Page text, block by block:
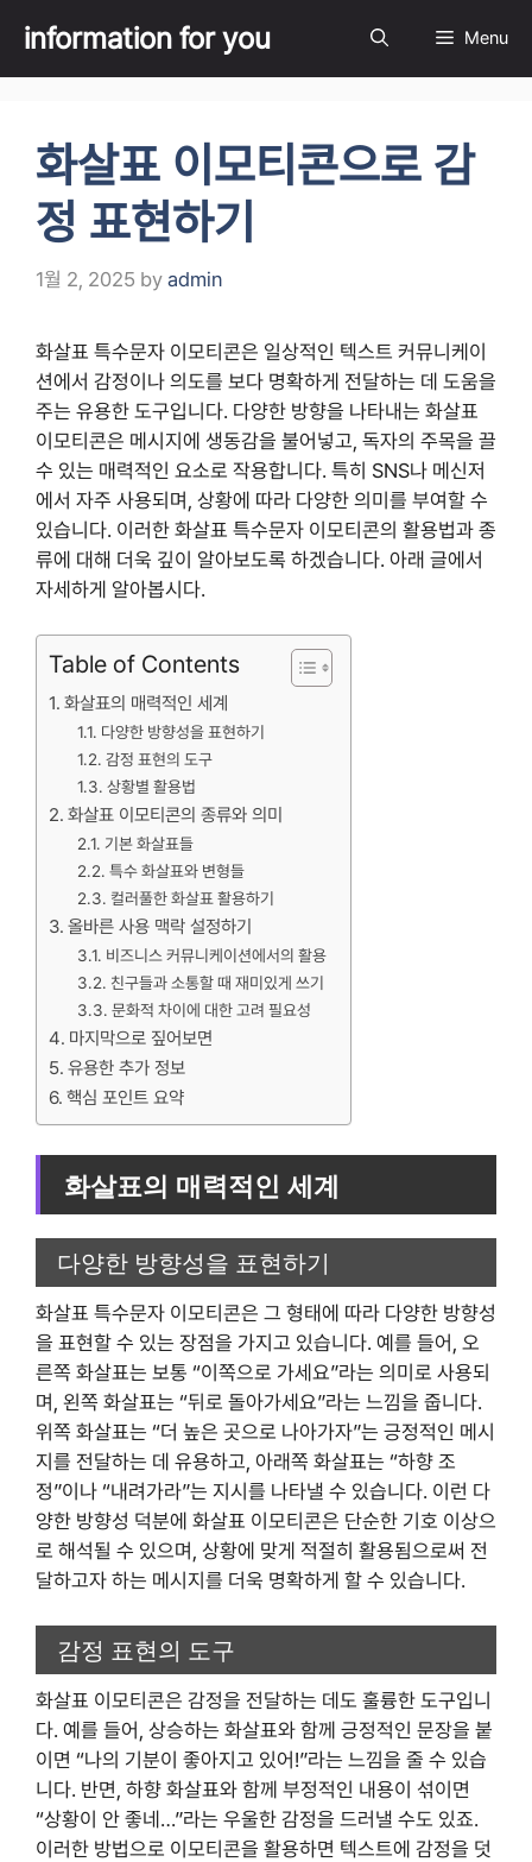
content
information for you Menu
화살표 이모티콘으로 감
정 표현하기
1월 2, 2025 by admin
화살표 특수문자 이모티콘은 일상적인 텍스트 커뮤니케이
션에서 감정이나 의도를 보다 명확하게 전달하는 데 도움을
주는 유용한 도구입니다. 다양한 방향을 나타내는 화살표
이모티콘은 메시지에 생동감을 불어넣고, 독자의 주목을 끌
수 있는 매력적인 요소로 작용합니다. 특히 SNS나 메신저
에서 자주 사용되며, 상황에 따라 다양한 의미를 부여할 수
있습니다. 이러한 화살표 특수문자 이모티콘의 활용법과 종
류에 대해 더욱 깊이 알아보도록 하겠습니다. 아래 글에서
자세하게 알아봅시다.
Table of Contents
화살표의 매력적인 세계
다양한 방향성을 표현하기
감정 표현의 도구
상황별 활용법
화살표 이모티콘의 종류와 의미
기본 화살표들
특수 화살표와 변형들
컬러풀한 화살표 활용하기
올바른 사용 맥락 설정하기
비즈니스 커뮤니케이션에서의 활용
친구들과 소통할 때 재미있게 쓰기
문화적 차이에 대한 고려 필요성
마지막으로 짚어보면
유용한 추가 정보
핵심 포인트 요약
화살표의 매력적인 세계
다양한 방향성을 표현하기
화살표 특수문자 이모티콘은 그 형태에 따라 다양한 방향성
을 표현할 수 있는 장점을 가지고 있습니다. 예를 들어, 오
른쪽 화살표는 보통 “이쪽으로 가세요”라는 의미로 사용되
며, 왼쪽 화살표는 “뒤로 돌아가세요”라는 느낌을 줍니다.
위쪽 화살표는 “더 높은 곳으로 나아가자”는 긍정적인 메시
지를 전달하는 데 유용하고, 아래쪽 화살표는 “하향 조
정”이나 “내려가라”는 지시를 나타낼 수 있습니다. 이런 다
양한 방향성 덕분에 화살표 이모티콘은 단순한 기호 이상으
로 해석될 수 있으며, 상황에 맞게 적절히 활용됨으로써 전
달하고자 하는 메시지를 더욱 명확하게 할 수 있습니다.
감정 표현의 도구
화살표 이모티콘은 감정을 전달하는 데도 훌륭한 도구입니
다. 예를 들어, 상승하는 화살표와 함께 긍정적인 문장을 붙
이면 “나의 기분이 좋아지고 있어!”라는 느낌을 줄 수 있습
니다. 반면, 하향 화살표와 함께 부정적인 내용이 섞이면
“상황이 안 좋네…”라는 우울한 감정을 드러낼 수도 있죠.
이러한 방법으로 이모티콘을 활용하면 텍스트에 감정을 덧